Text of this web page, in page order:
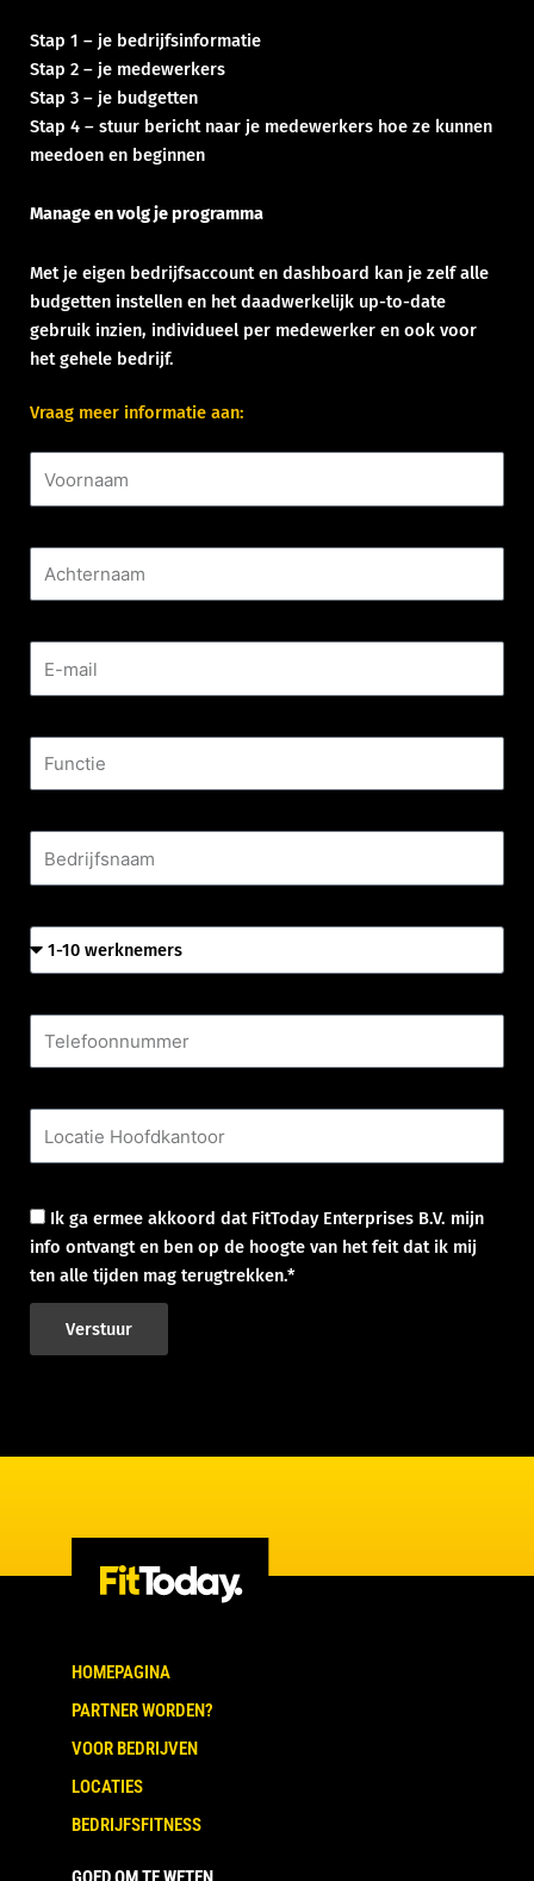
Stap 1 – je bedrijfsinformatie
Stap 2 – je medewerkers
Stap 3 – je budgetten
Stap 4 – stuur bericht naar je medewerkers hoe ze kunnen
meedoen en beginnen
Manage en volg je programma
Met je eigen bedrijfsaccount en dashboard kan je zelf alle
budgetten instellen en het daadwerkelijk up-to-date
gebruik inzien, individueel per medewerker en ook voor
het gehele bedrijf.
Vraag meer informatie aan:
Ik ga ermee akkoord dat FitToday Enterprises B.V. mijn
info ontvangt en ben op de hoogte van het feit dat ik mij
ten alle tijden mag terugtrekken.*
Verstuur
HOMEPAGINA
PARTNER WORDEN?
VOOR BEDRIJVEN
LOCATIES
BEDRIJFSFITNESS